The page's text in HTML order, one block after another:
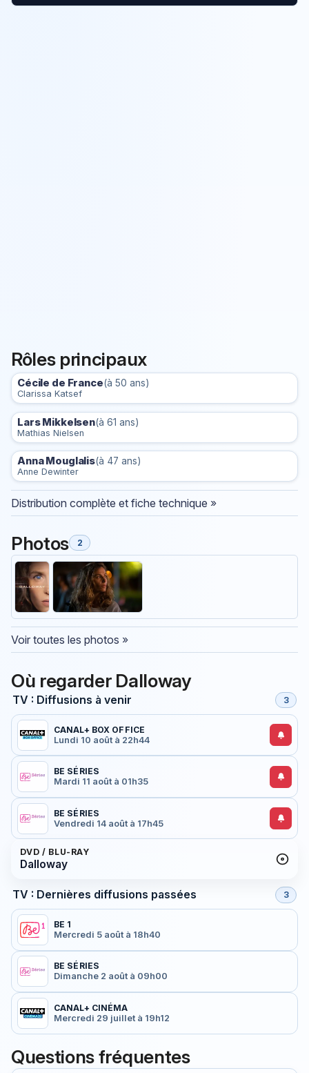
Rôles principaux
Cécile de France(à 50 ans)
Clarissa Katsef
Lars Mikkelsen(à 61 ans)
Mathias Nielsen
Anna Mouglalis(à 47 ans)
Anne Dewinter
Distribution complète et fiche technique »
Photos 2
Voir toutes les photos »
Où regarder Dalloway
TV : Diffusions à venir 3
CANAL+ BOX OFFICE
Lundi 10 août à 22h44
BE SÉRIES
Mardi 11 août à 01h35
BE SÉRIES
Vendredi 14 août à 17h45
DVD / BLU-RAY
Dalloway
TV : Dernières diffusions passées 3
BE 1
Mercredi 5 août à 18h40
BE SÉRIES
Dimanche 2 août à 09h00
CANAL+ CINÉMA
Mercredi 29 juillet à 19h12
Questions fréquentes